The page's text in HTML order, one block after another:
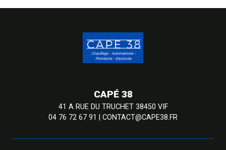
CAPÉ 38
41 A RUE DU TRUCHET 38450 VIF
04 76 72 67 91
CONTACT@CAPE38.FR